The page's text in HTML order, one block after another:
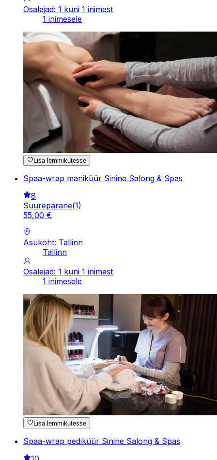
Osalejad: 1 kuni 1 inimest
1 inimesele
Lisa lemmikutesse
Spaa-wrap maniküür Sinine Salong & Spas
8
Suurepärane(1)
55,00 €
Asukoht: Tallinn
Tallinn
Osalejad: 1 kuni 1 inimest
1 inimesele
Lisa lemmikutesse
Spaa-wrap pediküür Sinine Salong & Spas